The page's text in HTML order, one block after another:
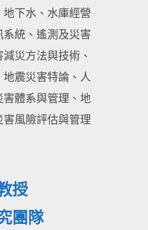
下水、水庫經營
統、遙測及災害
災方法與技術、
震災害特論、人
體系與管理、地
風險評估與管理
授
團隊